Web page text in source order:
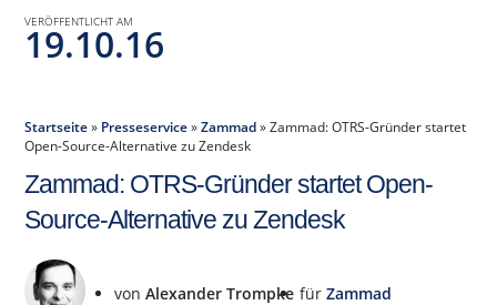
VERÖFFENTLICHT AM
19.10.16
Startseite» Presseservice»Zammad»Zammad: OTRS-Gründer startet
Open-Source-Alternative zu Zendesk
Zammad: OTRS-Gründer startet Open-
Source-Alternative zu Zendesk
vonAlexander Trompke für Zammad